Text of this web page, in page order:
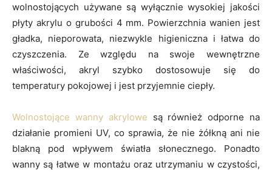
wolnostojących używane są wyłącznie wysokiej jakości
płyty akrylu o grubości 4 mm. Powierzchnia wanien jest
gładka, nieporowata, niezwykle higieniczna i łatwa do
czyszczenia. Ze względu na swoje wewnętrzne
właściwości, akryl szybko dostosowuje się do
temperatury pokojowej i jest przyjemnie ciepły.
Wolnostojące wanny akrylowe są również odporne na
działanie promieni UV, co sprawia, że nie żółkną ani nie
blakną pod wpływem światła słonecznego. Ponadto
wanny są łatwe w montażu oraz utrzymaniu w czystości,